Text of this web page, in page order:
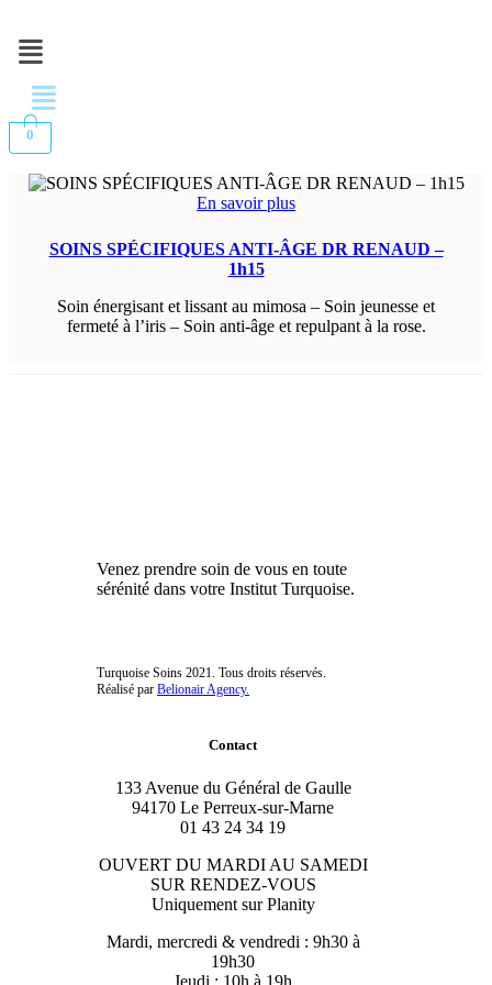
Menu
Menu
0
En savoir plus
SOINS SPÉCIFIQUES ANTI-ÂGE DR RENAUD –
1h15
Soin énergisant et lissant au mimosa – Soin jeunesse et
fermeté à l’iris – Soin anti-âge et repulpant à la rose.
Venez prendre soin de vous en toute
sérénité dans votre Institut Turquoise.
Turquoise Soins 2021. Tous droits réservés.
Réalisé par Belionair Agency.
Contact
133 Avenue du Général de Gaulle
94170 Le Perreux-sur-Marne
01 43 24 34 19
OUVERT DU MARDI AU SAMEDI
SUR RENDEZ-VOUS
Uniquement sur Planity
Mardi, mercredi & vendredi : 9h30 à
19h30
Jeudi : 10h à 19h